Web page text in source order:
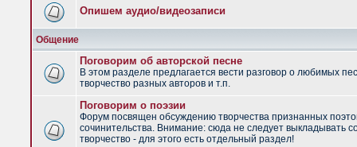
Опишем аудио/видеозаписи
Общение
Поговорим об авторской песне
В этом разделе предлагается вести разговор о любимых
творчество разных авторов и т.п.
Поговорим о поэзии
Форум посвящен обсуждению творчества признанных
сочинительства. Внимание: сюда не следует выкладывать
творчество - для этого есть отдельный раздел!